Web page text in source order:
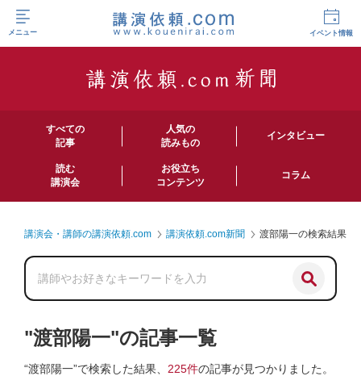
メニュー イベント情報
すべての
記事
人気の
読みもの
インタビュー
読む
講演会
お役立ち
コンテンツ
コラム
講演会・講師の講演依頼.com 講演依頼.com新聞 渡部陽一の検索結果
"渡部陽一"の記事一覧
“渡部陽一”で検索した結果、 225件の記事が見つかりました。